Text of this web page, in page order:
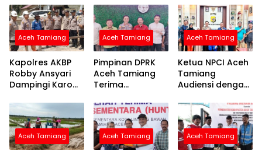
Aceh Tamiang
Kapolres AKBP
Robby Ansyari
Dampingi Karo
Tinjau Pospol
Babo dan Sumur
Bor Bhayangkari
Peduli
Aceh Tamiang
Pimpinan DPRK
Aceh Tamiang
Terima
Kapolres AKBP
Robby Ansyari
Aceh Tamiang
Ketua NPCI Aceh
Tamiang
Audiensi dengan
Fasilitas Atlet
Disabilitas untuk
Ini
Aceh Tamiang Aceh Tamiang Aceh Tamiang